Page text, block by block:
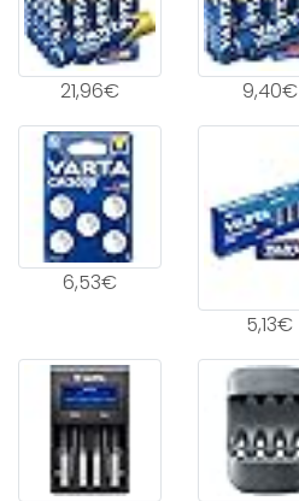
21,96€ 9,40€
6,53€
5,13€